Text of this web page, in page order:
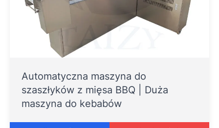
Automatyczna maszyna do
szaszłyków z mięsa BBQ | Duża
maszyna do kebabów